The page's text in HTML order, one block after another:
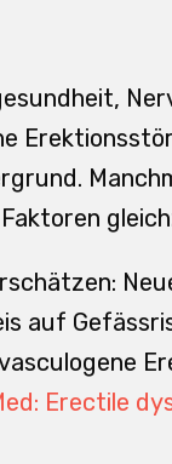
auf
Erectile